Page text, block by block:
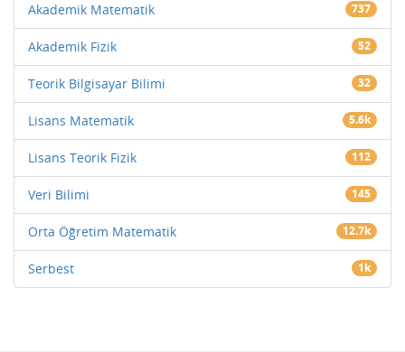
Akademik Matematik 737
Akademik Fizik 52
Teorik Bilgisayar Bilimi 32
Lisans Matematik 5.6k
Lisans Teorik Fizik 112
Veri Bilimi 145
Orta Öğretim Matematik 12.7k
Serbest 1k